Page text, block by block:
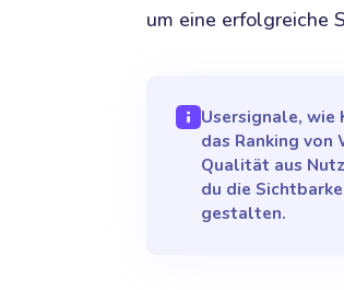
um eine erfolgreiche
Usersignale, wie
das Ranking von
Qualität aus
du die
gestalten.